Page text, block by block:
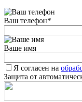
Ваш телефон*
Ваше имя
Я согласен на
Защита от